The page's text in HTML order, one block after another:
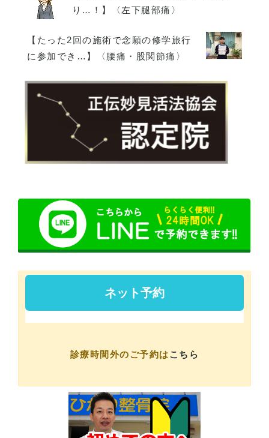
り…！】〈左下腿部痛〉
【たった2回の施術で念願の修学旅行
に参加でき…】〈腰痛・股関節痛〉
診療時間外のご予約はこちら